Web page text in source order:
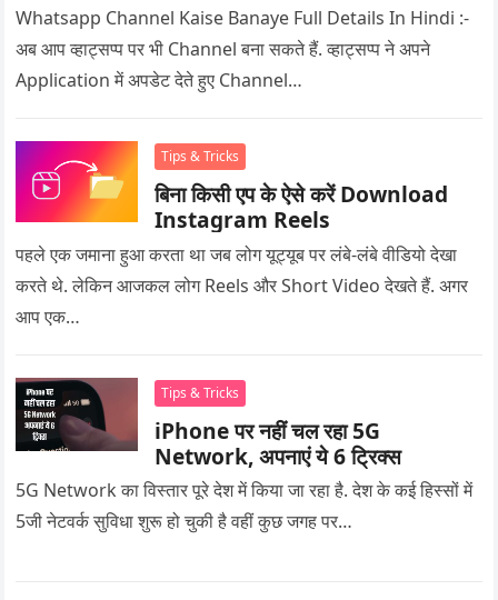
Whatsapp Channel Kaise Banaye Full Details In Hindi :-
अब आप व्हाट्सप्प पर भी Channel बना सकते हैं. व्हाट्सप्प ने अपने
Application में अपडेट देते हुए Channel…
Tips & Tricks
बिना किसी एप के ऐसे करें Download
Instagram Reels
पहले एक जमाना हुआ करता था जब लोग यूट्यूब पर लंबे-लंबे वीडियो देखा
करते थे. लेकिन आजकल लोग Reels और Short Video देखते हैं. अगर
आप एक…
Tips & Tricks
iPhone पर नहीं चल रहा 5G
Network, अपनाएं ये 6 ट्रिक्स
5G Network का विस्तार पूरे देश में किया जा रहा है. देश के कई हिस्सों में
5जी नेटवर्क सुविधा शुरू हो चुकी है वहीं कुछ जगह पर…